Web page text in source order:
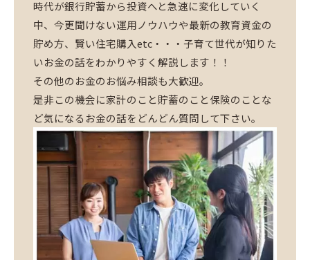
時代が銀行貯蓄から投資へと急速に変化していく
中、今更聞けない運用ノウハウや最新の教育資金の
貯め方、賢い住宅購入etc・・・子育て世代が知りた
いお金の話をわかりやすく解説します！！
その他のお金のお悩み相談も大歓迎。
是非この機会に家計のこと貯蓄のこと保険のことな
ど気になるお金の話をどんどん質問して下さい。